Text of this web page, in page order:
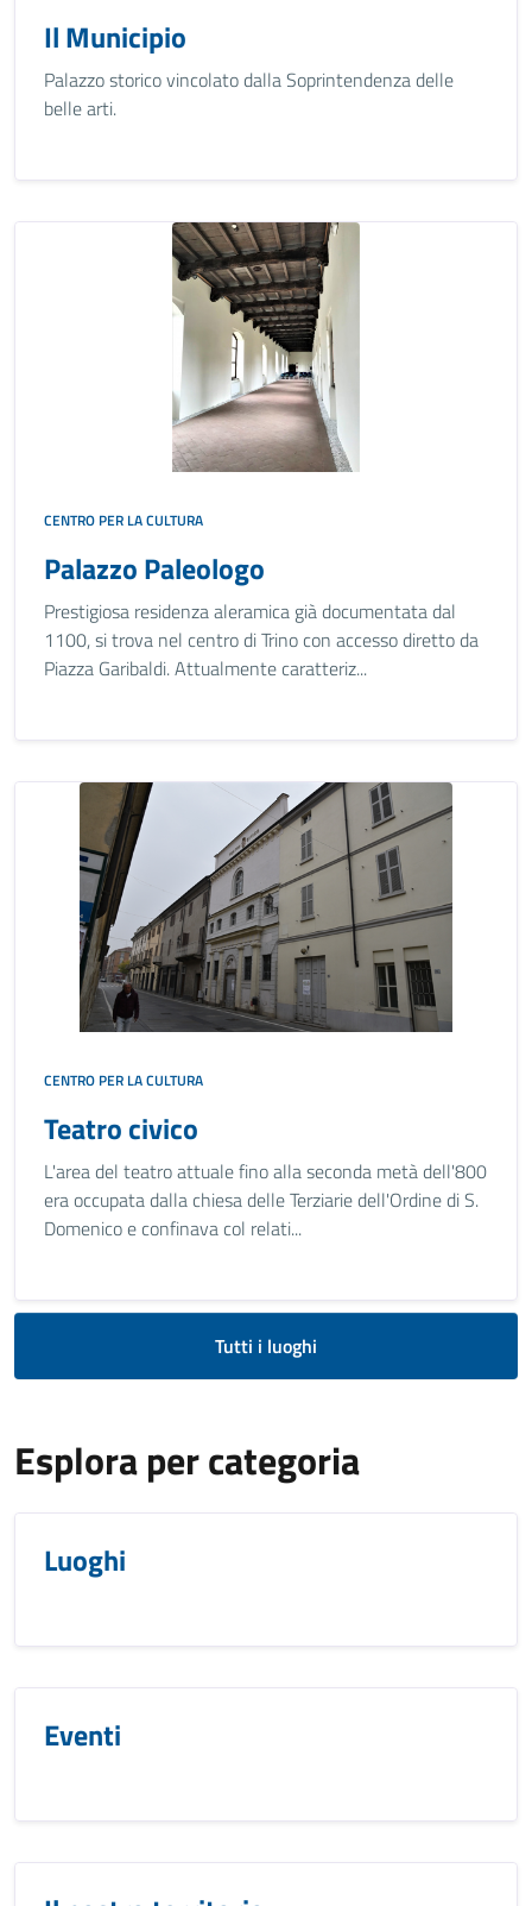
Il Municipio
Palazzo storico vincolato dalla Soprintendenza delle
belle arti.
CENTRO PER LA CULTURA
Palazzo Paleologo
Prestigiosa residenza aleramica già documentata dal
1100, si trova nel centro di Trino con accesso diretto da
Piazza Garibaldi. Attualmente caratteriz...
CENTRO PER LA CULTURA
Teatro civico
L'area del teatro attuale fino alla seconda metà dell'800
era occupata dalla chiesa delle Terziarie dell'Ordine di S.
Domenico e confinava col relati...
Tutti i luoghi
Esplora per categoria
Luoghi
Eventi